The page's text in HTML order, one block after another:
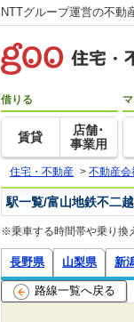
NTTグループ運営の不動
借りる
賃貸
店舗･
事業用
住宅・不動産 > 不動産会
駅一覧/富山地鉄不二
※乗車する時間帯や乗り換
長野県 山梨県 新
路線一覧へ戻る